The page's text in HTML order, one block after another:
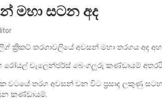
මහා සටන අද
ක්‍රිකට් තරගාවලියේ අවසන් මහා තරගය අද
රෝයල් චැලෙන්ජර්ස් බෙංගලූරු කණ්ඩායම්
වටයේ තරග අවසන් වන විට ප්‍රසාද ලකුණු
කණ්ඩායම්.